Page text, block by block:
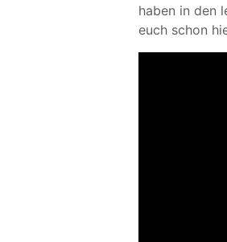
haben in den
euch schon